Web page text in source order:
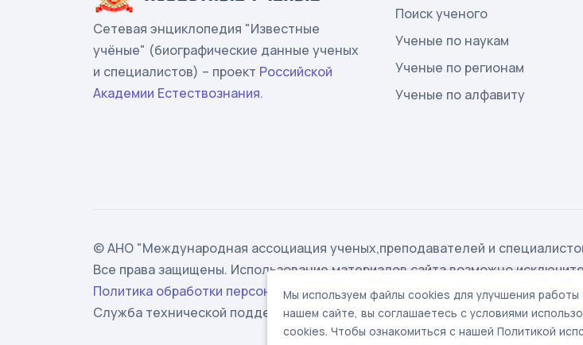
Сетевая энциклопедия "Известные
учёные" (биографические данные ученых
и специалистов) – проект Российской
Академии Естествознания.
Поиск ученого
Ученые по наукам
Ученые по регионам
Ученые по алфавиту
© АНО "Международная ассоциация ученых,преподавателей и
Все права защищены. Использование материалов сайта возможно
Политика обработки персональных данных
Служба технической поддержки -support@rae.ru
Мы используем файлы cookies для улучшения работы
нашем сайте, вы соглашаетесь с условиями
cookies. Чтобы ознакомиться с нашей Политикой